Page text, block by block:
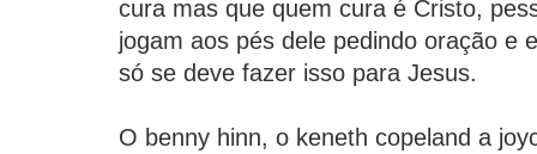
cura mas que quem cura é Cristo,
jogam aos pés dele pedindo oração e
só se deve fazer isso para Jesus.
O benny hinn, o keneth copeland a